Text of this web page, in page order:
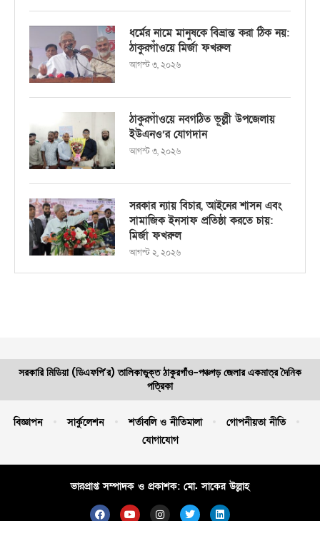
ধর্মের নামে মানুষকে বিভ্রান্ত করা ঠিক নয়:
ঠাকুরগাঁওয়ে মির্জা ফখরুল
আগস্ট ৩, ২০২৬
ঠাকুরগাঁওয়ে নবগঠিত ভূল্লী উপজেলায়
ইউএনও’র যোগদান
আগস্ট ৩, ২০২৬
সরকার ন্যায় বিচার, আইনের শাসন এবং
সামাজিক ইনসাফ প্রতিষ্ঠা করতে চায়:
মির্জা ফখরুল
আগস্ট ২, ২০২৬
সরকারি মিডিয়া (ডিএফপি’র) তালিকাভুক্ত ঠাকুরগাঁও-পঞ্চগড় জেলার একমাত্র দৈনিক
পত্রিকা
বিজ্ঞাপন সার্কুলেশন শর্তাবলি ও নীতিমালা
গোপনীয়তা নীতি
যোগাযোগ
ভারপ্রাপ্ত সম্পাদক ও প্রকাশক: মো. সাকের উল্লাহ